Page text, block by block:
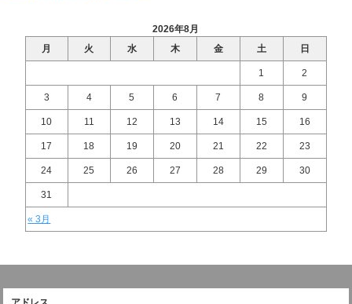
2026年8月
月
火 水 木 金 土 日
« 3月
1 2
3 4 5 6 7 8 9
10 11 12 13 14 15 16
17 18 19 20 21 22 23
24 25 26 27 28 29 30
31